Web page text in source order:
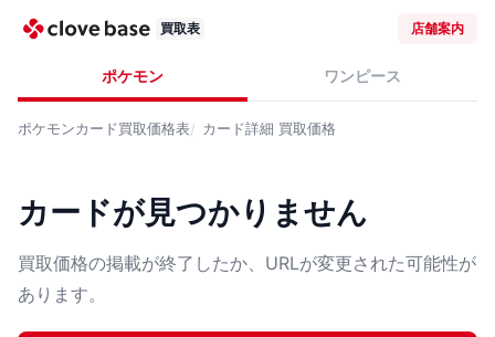
買取表 店舗案内
ポケモン ワンピース
ポケモンカード買取価格表 カード詳細 買取価格
カードが見つかりません
買取価格の掲載が終了したか、URLが変更された可能性が
あります。